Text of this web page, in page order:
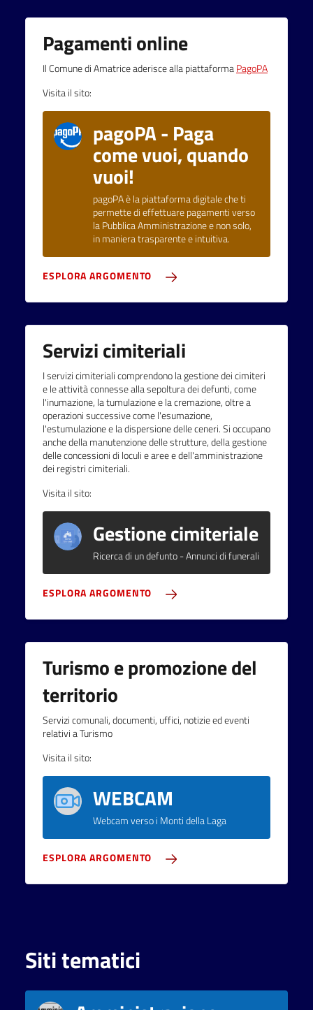
Pagamenti online
Il Comune di Amatrice aderisce alla piattaformaPagoPA
Visita il sito:
pagoPA - Paga
come vuoi, quando
vuoi!
pagoPA è la piattaforma digitale che ti
permette di effettuare pagamenti verso
la Pubblica Amministrazione e non solo,
in maniera trasparente e intuitiva.
ESPLORA ARGOMENTO
Servizi cimiteriali
I servizi cimiteriali comprendono la gestione dei cimiteri
e le attività connesse alla sepoltura dei defunti, come
l'inumazione, la tumulazione e la cremazione, oltre a
operazioni successive come l'esumazione,
l'estumulazione e la dispersione delle ceneri. Si occupano
anche della manutenzione delle strutture, della gestione
delle concessioni di loculi e aree e dell'amministrazione
dei registri cimiteriali.
Visita il sito:
Gestione cimiteriale
Ricerca di un defunto - Annunci di funerali
ESPLORA ARGOMENTO
Turismo e promozione del
territorio
Servizi comunali, documenti, uffici, notizie ed eventi
relativi a Turismo
Visita il sito:
WEBCAM
Webcam verso i Monti della Laga
ESPLORA ARGOMENTO
Siti tematici